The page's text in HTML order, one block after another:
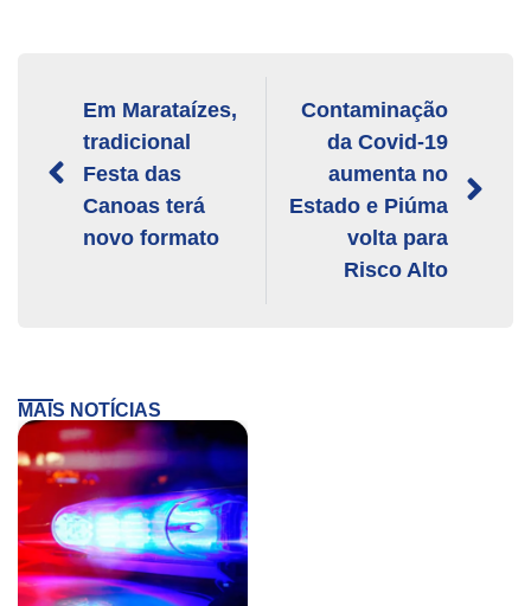
Em Marataízes,
tradicional
Festa das
Canoas terá
novo formato
Contaminação
da Covid-19
aumenta no
Estado e Piúma
volta para
Risco Alto
MAIS NOTÍCIAS